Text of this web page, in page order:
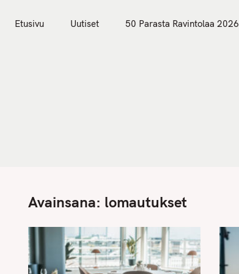
Etusivu Uutiset 50 Parasta Ravintolaa 2026
Avainsana: lomautukset